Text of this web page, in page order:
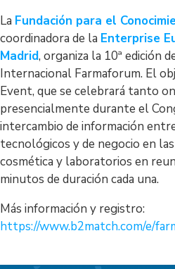
La Fundación para el
coordinadora de la Enterprise
Madrid, organiza la 10ª edición
Internacional Farmaforum. El
Event, que se celebrará tanto
presencialmente durante el
intercambio de información
tecnológicos y de negocio en
cosmética y laboratorios en
minutos de duración cada una.
Más información y registro:
https://www.b2match.com/e/